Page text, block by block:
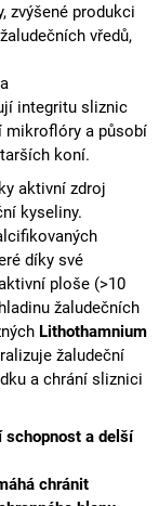
, zvýšené produkci
vředů,
integritu sliznic
mikroflóry a působí
koní.
aktivní zdroj
kyseliny.
díky své
ploše (>10
žaludečních
Lithothamnium
žaludeční
a chrání sliznici
a delší
chránit